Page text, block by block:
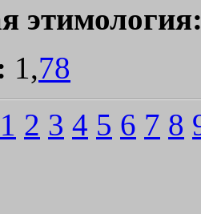
1,78
1 2 3 4 5 6 7 8